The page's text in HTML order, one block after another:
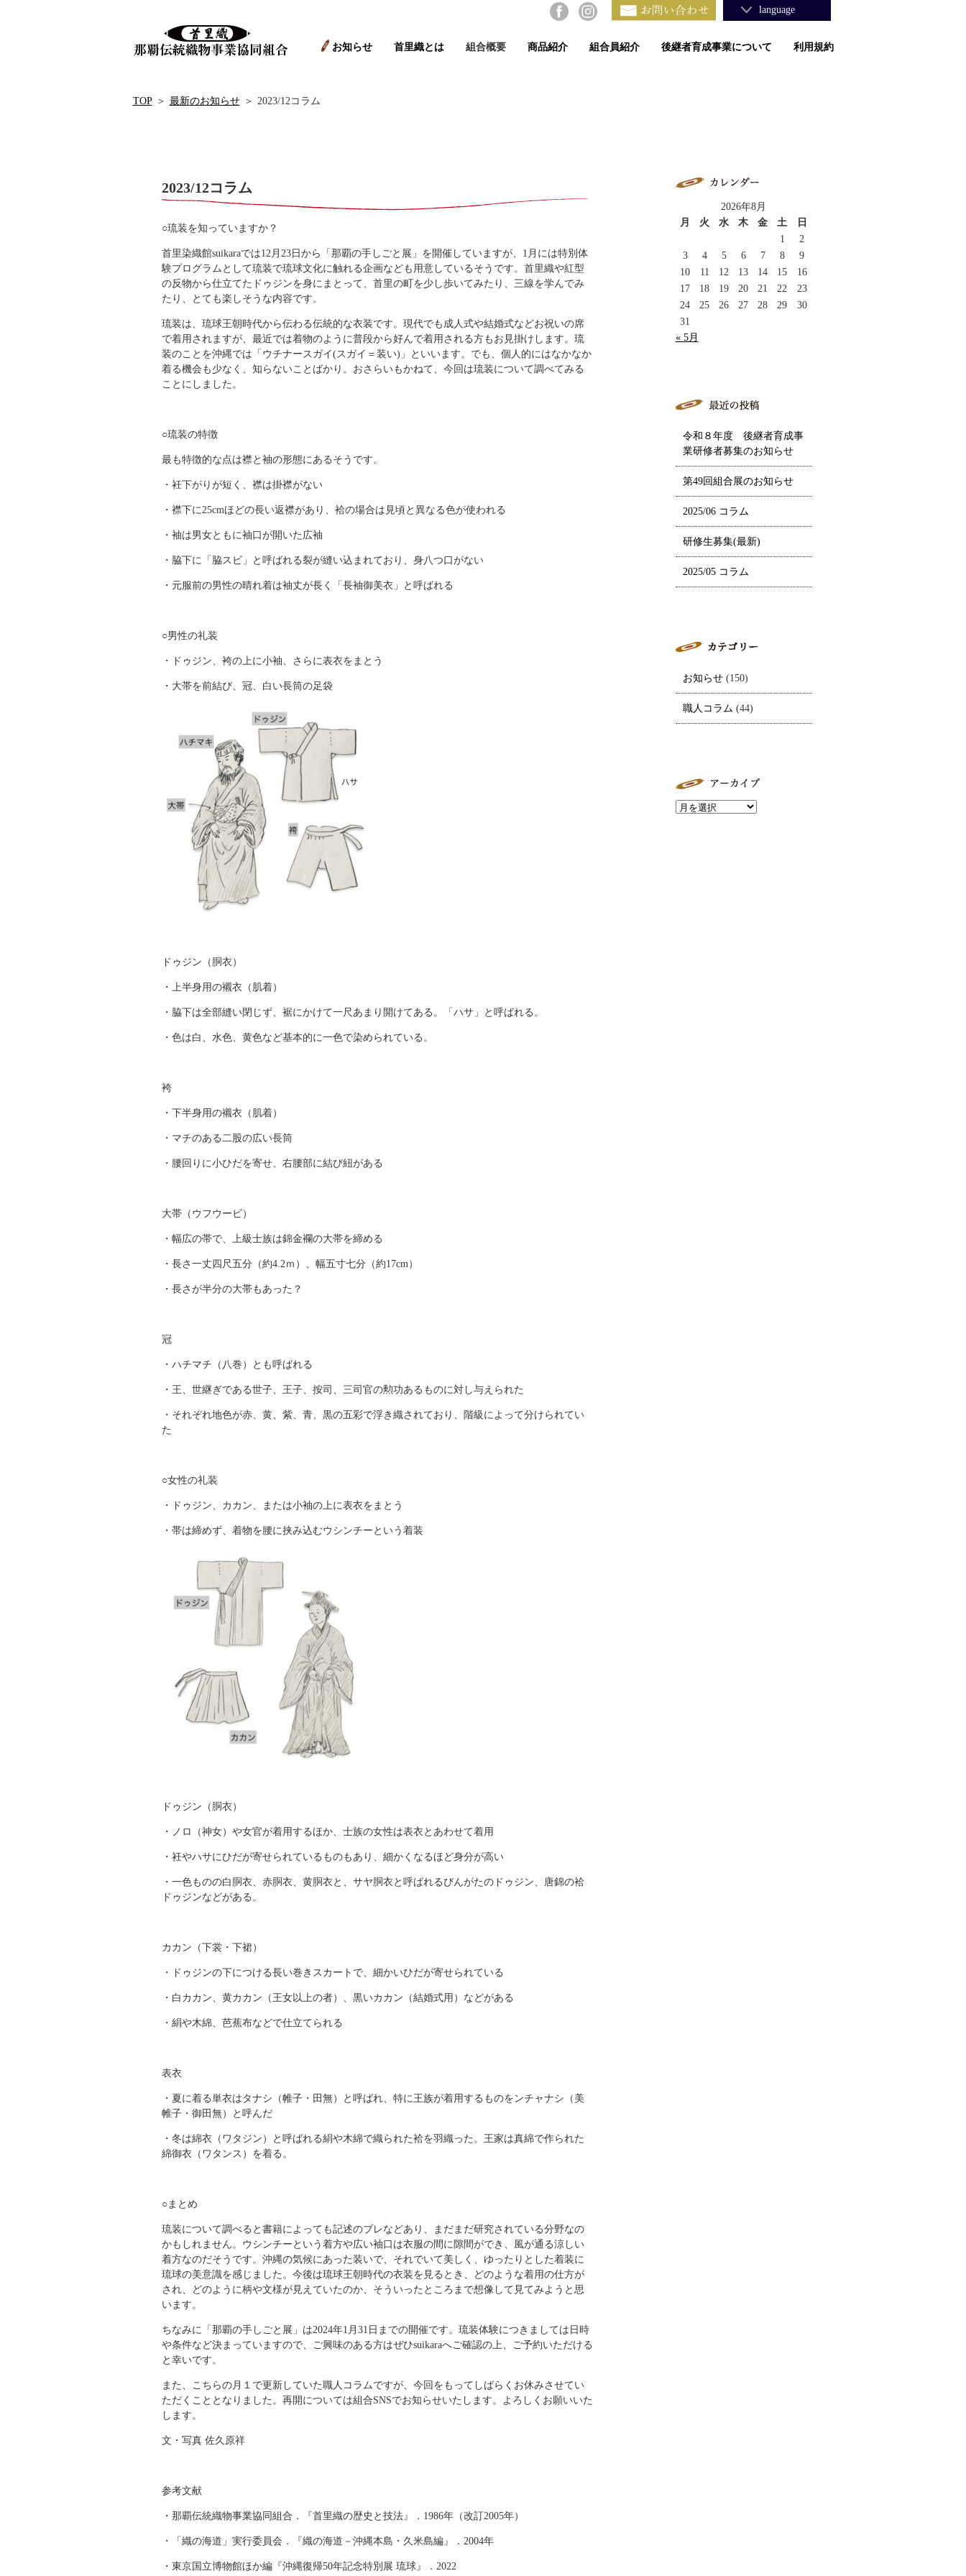
お知らせ 首里織とは 組合概要 商品紹介 組合員紹介 後継者育成事業について 利用規約
language
TOP ＞ 最新のお知らせ ＞ 2023/12コラム
2023/12コラム
○琉装を知っていますか？
首里染織館suikaraでは12月23日から「那覇の手しごと展」を開催していますが、1月には特別体
験プログラムとして琉装で琉球文化に触れる企画なども用意しているそうです。首里織や紅型
の反物から仕立てたドゥジンを身にまとって、首里の町を少し歩いてみたり、三線を学んでみ
たり、とても楽しそうな内容です。
琉装は、琉球王朝時代から伝わる伝統的な衣装です。現代でも成人式や結婚式などお祝いの席
で着用されますが、最近では着物のように普段から好んで着用される方もお見掛けします。琉
装のことを沖縄では「ウチナースガイ(スガイ＝装い)」といいます。でも、個人的にはなかなか
着る機会も少なく、知らないことばかり。おさらいもかねて、今回は琉装について調べてみる
ことにしました。
○琉装の特徴
最も特徴的な点は襟と袖の形態にあるそうです。
・衽下がりが短く、襟は掛襟がない
・襟下に25cmほどの長い返襟があり、袷の場合は見頃と異なる色が使われる
・袖は男女ともに袖口が開いた広袖
・脇下に「脇スビ」と呼ばれる裂が縫い込まれており、身八つ口がない
・元服前の男性の晴れ着は袖丈が長く「長袖御美衣」と呼ばれる
○男性の礼装
・ドゥジン、袴の上に小袖、さらに表衣をまとう
・大帯を前結び、冠、白い長筒の足袋
ドゥジン（胴衣）
・上半身用の襯衣（肌着）
・脇下は全部縫い閉じず、裾にかけて一尺あまり開けてある。「ハサ」と呼ばれる。
・色は白、水色、黄色など基本的に一色で染められている。
袴
・下半身用の襯衣（肌着）
・マチのある二股の広い長筒
・腰回りに小ひだを寄せ、右腰部に結び紐がある
大帯（ウフウービ）
・幅広の帯で、上級士族は錦金襴の大帯を締める
・長さ一丈四尺五分（約4.2ｍ）、幅五寸七分（約17cm）
・長さが半分の大帯もあった？
冠
・ハチマチ（八巻）とも呼ばれる
・王、世継ぎである世子、王子、按司、三司官の勲功あるものに対し与えられた
・それぞれ地色が赤、黄、紫、青、黒の五彩で浮き織されており、階級によって分けられてい
た
○女性の礼装
・ドゥジン、カカン、または小袖の上に表衣をまとう
・帯は締めず、着物を腰に挟み込むウシンチーという着装
ドゥジン（胴衣）
・ノロ（神女）や女官が着用するほか、士族の女性は表衣とあわせて着用
・衽やハサにひだが寄せられているものもあり、細かくなるほど身分が高い
・一色ものの白胴衣、赤胴衣、黄胴衣と、サヤ胴衣と呼ばれるびんがたのドゥジン、唐錦の袷
ドゥジンなどがある。
カカン（下裳・下裙）
・ドゥジンの下につける長い巻きスカートで、細かいひだが寄せられている
・白カカン、黄カカン（王女以上の者）、黒いカカン（結婚式用）などがある
・絹や木綿、芭蕉布などで仕立てられる
表衣
・夏に着る単衣はタナシ（帷子・田無）と呼ばれ、特に王族が着用するものをンチャナシ（美
帷子・御田無）と呼んだ
・冬は綿衣（ワタジン）と呼ばれる絹や木綿で織られた袷を羽織った。王家は真綿で作られた
綿御衣（ワタンス）を着る。
○まとめ
琉装について調べると書籍によっても記述のブレなどあり、まだまだ研究されている分野なの
かもしれません。ウシンチーという着方や広い袖口は衣服の間に隙間ができ、風が通る涼しい
着方なのだそうです。沖縄の気候にあった装いで、それでいて美しく、ゆったりとした着装に
琉球の美意識を感じました。今後は琉球王朝時代の衣装を見るとき、どのような着用の仕方が
され、どのように柄や文様が見えていたのか、そういったところまで想像して見てみようと思
います。
ちなみに「那覇の手しごと展」は2024年1月31日までの開催です。琉装体験につきましては日時
や条件など決まっていますので、ご興味のある方はぜひsuikaraへご確認の上、ご予約いただける
と幸いです。
また、こちらの月１で更新していた職人コラムですが、今回をもってしばらくお休みさせてい
ただくこととなりました。再開については組合SNSでお知らせいたします。よろしくお願いいた
します。
文・写真 佐久原祥
参考文献
・那覇伝統織物事業協同組合．『首里織の歴史と技法』．1986年（改訂2005年）
・「織の海道」実行委員会．『織の海道－沖縄本島・久米島編』．2004年
・東京国立博物館ほか編『沖縄復帰50年記念特別展 琉球』．2022
2026年8月
月
火 水 木 金 土
日
1
2
3
4 5 6 7 8
9
10
11 12 13 14 15
16
17
18 19 20 21 22
23
24
25 26 27 28 29
30
31
« 5月
令和８年度 後継者育成事
業研修者募集のお知らせ
第49回組合展のお知らせ
2025/06 コラム
研修生募集(最新)
2025/05 コラム
お知らせ(150)
職人コラム (44)